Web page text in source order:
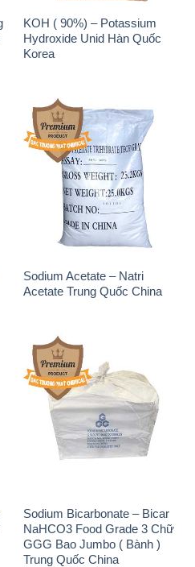
KOH ( 90%) – Potassium
Hydroxide Unid Hàn Quốc
Korea
Sodium Acetate – Natri
Acetate Trung Quốc China
Sodium Bicarbonate – Bicar
NaHCO3 Food Grade 3 Chữ
GGG Bao Jumbo ( Bành )
Trung Quốc China